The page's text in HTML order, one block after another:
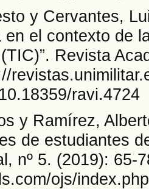
y Cervantes,
el contexto de
Revista
ravi.4724
y Ramírez,
de estudiantes
nº 5. (2019): 65-
ojs/